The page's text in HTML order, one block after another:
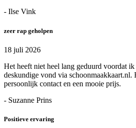
- Ilse Vink
zeer rap geholpen
18 juli 2026
Het heeft niet heel lang geduurd voordat ik
deskundige vond via
persoonlijk contact en een mooie prijs.
- Suzanne Prins
Positieve ervaring